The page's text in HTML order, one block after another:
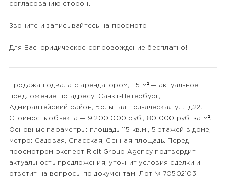
согласованию сторон.
Звоните и записывайтесь на просмотр!
Для Вас юридическое сопровождение бесплатно!
Продажа подвала с арендатором, 115 м² — актуальное
предложение по адресу: Санкт-Петербург,
Адмиралтейский район, Большая Подьяческая ул., д.22.
Стоимость объекта — 9 200 000 руб., 80 000 руб. за м².
Основные параметры: площадь 115 кв.м., 5 этажей в доме,
метро: Садовая, Спасская, Сенная площадь. Перед
просмотром эксперт Rielt Group Agency подтвердит
актуальность предложения, уточнит условия сделки и
ответит на вопросы по документам. Лот № 70502103.